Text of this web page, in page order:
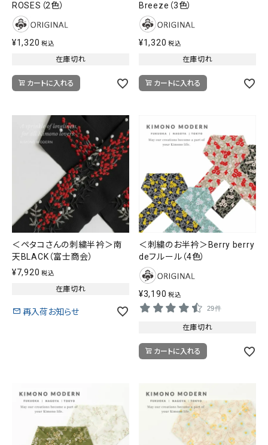
ROSES（2色）
¥1,320 税込
在庫切れ
カートに入れる
Breeze（3色）
¥1,320 税込
在庫切れ
カートに入れる
＜ペタコさんの刺繍半衿＞南
天BLACK（富士商会）
¥7,920 税込
在庫切れ
再入荷お知らせ
＜刺繍のお半衿＞Berry berry
deフルール（4色）
¥3,190 税込
29件
在庫切れ
カートに入れる